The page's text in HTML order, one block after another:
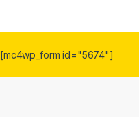
[mc4wp_form id="5674"]